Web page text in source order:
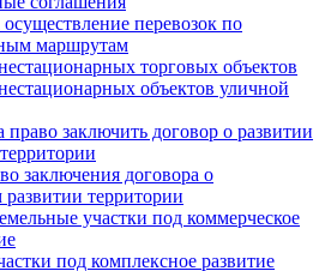
перевозок по
маршрутам
торговых объектов
объектов уличной
заключить договор о развитии
заключения договора о
территории
участки под коммерческое
под комплексное развитие